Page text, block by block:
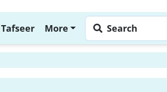
Tafseer More Search